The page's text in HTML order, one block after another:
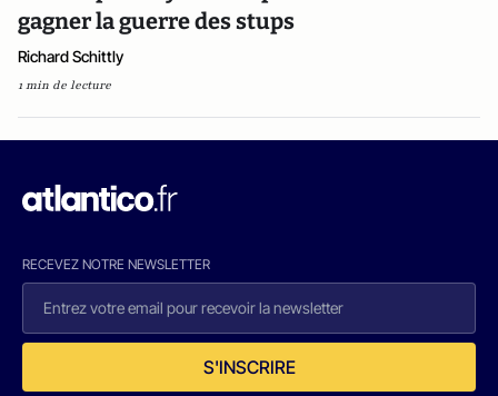
gagner la guerre des stups
Richard Schittly
1 min de lecture
RECEVEZ NOTRE NEWSLETTER
S'INSCRIRE